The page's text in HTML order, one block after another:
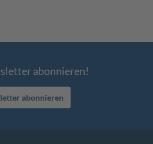
abonnieren!
abonnieren